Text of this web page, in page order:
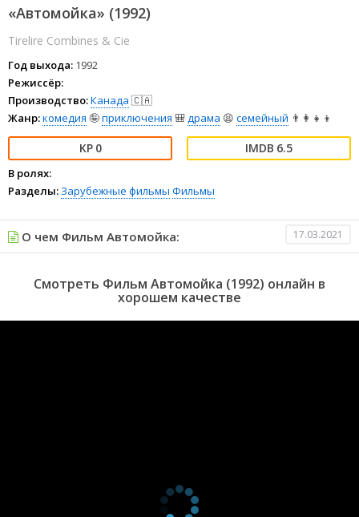
«Автомойка» (1992)
Tirelire Combines & Cie
Год выхода: 1992
Режиссёр:
Производство:Канада 🇨🇦
Жанр:комедия 🤪приключения 🎒драма 😫 семейный 👨‍👩‍👧‍👦
0 6.5
В ролях:
Разделы: Зарубежные фильмы Фильмы
О чем Фильм Автомойка: 17.03.2021
Смотреть Фильм Автомойка (1992) онлайн в
хорошем качестве